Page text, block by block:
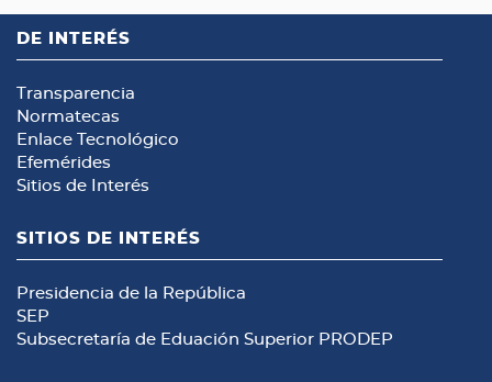
DE INTERÉS
Transparencia
Normatecas
Enlace Tecnológico
Efemérides
Sitios de Interés
SITIOS DE INTERÉS
Presidencia de la República
SEP
Subsecretaría de Eduación Superior PRODEP